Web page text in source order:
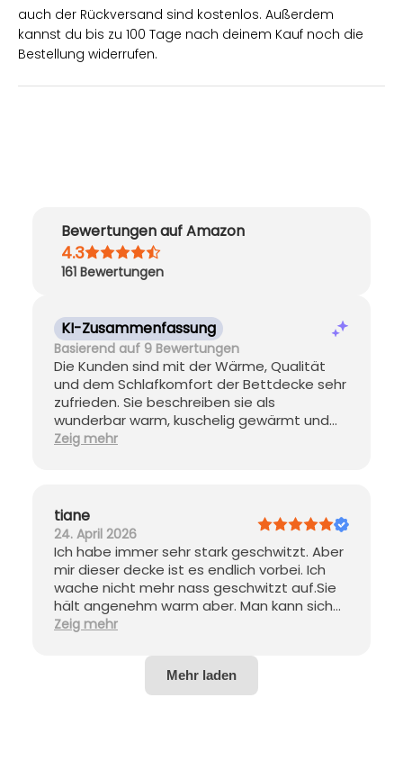
auch der Rückversand sind kostenlos. Außerdem
kannst du bis zu 100 Tage nach deinem Kauf noch die
Bestellung widerrufen.
Bewertungen auf Amazon
4.3
161 Bewertungen
KI-Zusammenfassung
Basierend auf 9 Bewertungen
Die Kunden sind mit der Wärme, Qualität
und dem Schlafkomfort der Bettdecke sehr
zufrieden. Sie beschreiben sie als
wunderbar warm, kuschelig gewärmt und
ein tolles Klima. Das Kamelhaar sorgt für ein
schwer empfunden. Die Kunden loben die
keine Schweißbildung und das gute Preis-
Leistungs-Verhältnis. Es gibt jedoch
gemischte Meinungen zum Geruch und zur
Weichheit der Decke.
Zeig mehr
tiane
24. April 2026
Ich habe immer sehr stark geschwitzt. Aber
mir dieser decke ist es endlich vorbei. Ich
wache nicht mehr nass geschwitzt auf.Sie
hält angenehm warm aber. Man kann sich
super ein kuscheln. Am Anfang ist sie nicht
der Zeit gibt sich das,muss halt erstmal
eingelebt werden 😁 klare Kaufempfehlung
für Nacht schwitzer
Zeig mehr